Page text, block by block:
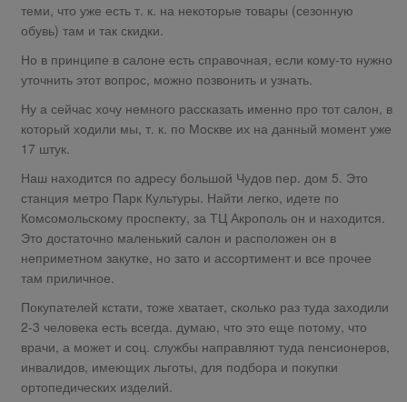
теми, что уже есть т. к. на некоторые товары (сезонную
обувь) там и так скидки.
Но в принципе в салоне есть справочная, если кому-то нужно
уточнить этот вопрос, можно позвонить и узнать.
Ну а сейчас хочу немного рассказать именно про тот салон, в
который ходили мы, т. к. по Москве их на данный момент уже
17 штук.
Наш находится по адресу большой Чудов пер. дом 5. Это
станция метро Парк Культуры. Найти легко, идете по
Комсомольскому проспекту, за ТЦ Акрополь он и находится.
Это достаточно маленький салон и расположен он в
неприметном закутке, но зато и ассортимент и все прочее
там приличное.
Покупателей кстати, тоже хватает, сколько раз туда заходили
2-3 человека есть всегда. думаю, что это еще потому, что
врачи, а может и соц. службы направляют туда пенсионеров,
инвалидов, имеющих льготы, для подбора и покупки
ортопедических изделий.